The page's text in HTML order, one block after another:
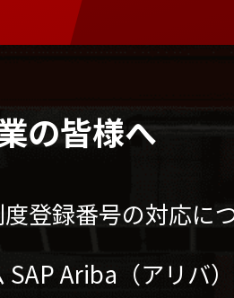
の皆様へ
登録番号の対応に
SAP Ariba（アリバ